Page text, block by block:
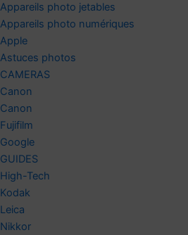
Appareils photo jetables
Appareils photo numériques
Apple
Astuces photos
CAMERAS
Canon
Canon
Fujifilm
Google
GUIDES
High-Tech
Kodak
Leica
Nikkor